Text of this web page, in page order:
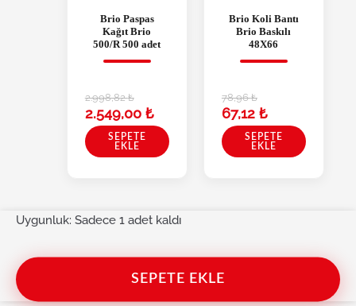
Brio Paspas
Kağıt Brio
500/R 500 adet
2.998,82₺
2.549,00 ₺
SEPETE
EKLE
Brio Koli Bantı
Brio Baskılı
48X66
78,96₺
67,12 ₺
SEPETE
EKLE
Uygunluk: Sadece 1 adet kaldı
Brio Gözlük İş Güvenlik İçin Şeffaf 10'lu Paket adet
SEPETE EKLE